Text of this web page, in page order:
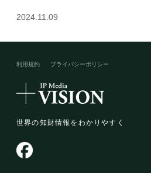
2024.11.09
利用規約 プライバシーポリシー​
世界の知財情報をわかりやすく